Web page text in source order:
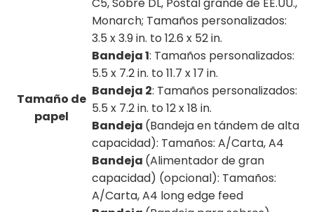
Tamaño de
papel
Monarch; Tamaños personalizados:
3.5 x 3.9 in. to 12.6 x 52 in.
Bandeja 1: Tamaños personalizados:
5.5 x 7.2 in. to 11.7 x 17 in.
Bandeja 2: Tamaños personalizados:
5.5 x 7.2 in. to 12 x 18 in.
Bandeja (Bandeja en tándem de alta
capacidad): Tamaños: A/Carta, A4
Bandeja (Alimentador de gran
capacidad) (opcional): Tamaños:
A/Carta, A4 long edge feed